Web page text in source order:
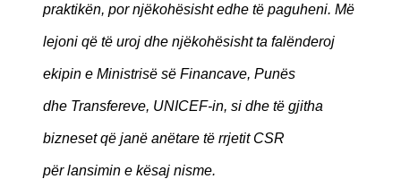
praktikën, por njëkohësisht edhe të paguheni. Më
lejoni që të uroj dhe njëkohësisht ta falënderoj
ekipin e Ministrisë së Financave, Punës
dhe Transfereve, UNICEF-in, si dhe të gjitha
bizneset që janë anëtare të rrjetit CSR
për lansimin e kësaj nisme.